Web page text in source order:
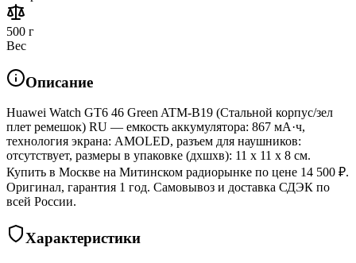
500 г
Вес
Описание
Huawei Watch GT6 46 Green ATM-B19 (Стальной корпус/зел
плет ремешок) RU — емкость аккумулятора: 867 мА·ч,
технология экрана: AMOLED, разъем для наушников:
отсутствует, размеры в упаковке (дхшхв): 11 x 11 x 8 см.
Купить в Москве на Митинском радиорынке по цене 14 500 ₽.
Оригинал, гарантия 1 год. Самовывоз и доставка СДЭК по
всей России.
Характеристики